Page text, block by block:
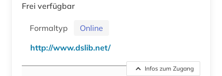
Frei verfügbar
Formaltyp
Online
http://www.dslib.net/
Infos zum Zugang